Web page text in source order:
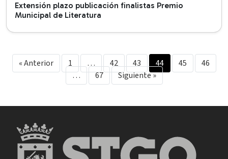
Extensión plazo publicación finalistas Premio
Municipal de Literatura
« Anterior 1 … 42 43 44 45
46
…
67 Siguiente »